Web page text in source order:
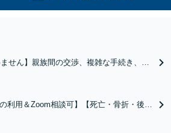
ません】親族間の交渉、複雑な手続き、全
く】駐車場あり
利用＆Zoom相談可】【死亡・骨折・後遺